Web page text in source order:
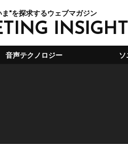
"を探求するウェブマガジン
音声テクノロジー